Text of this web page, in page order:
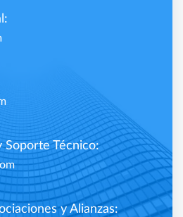
Soporte Técnico:
y Alianzas: